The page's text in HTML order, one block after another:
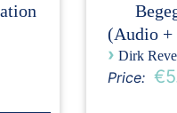
(Audio +
› Dirk
Price: